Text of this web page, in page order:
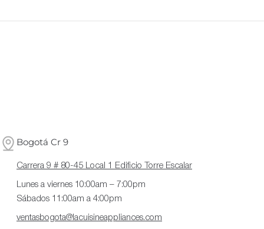
Bogotá Cr 9
Carrera 9 # 80-45 Local 1 Edificio Torre Escalar
Lunes a viernes 10:00am – 7:00pm
Sábados 11:00am a 4:00pm
ventasbogota@lacuisineappliances.com